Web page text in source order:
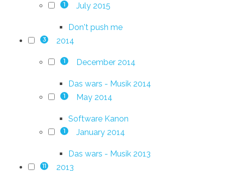
1 July 2015
Don't push me
3 2014
1 December 2014
Das wars - Musik 2014
1 May 2014
Software Kanon
1 January 2014
Das wars - Musik 2013
11 2013